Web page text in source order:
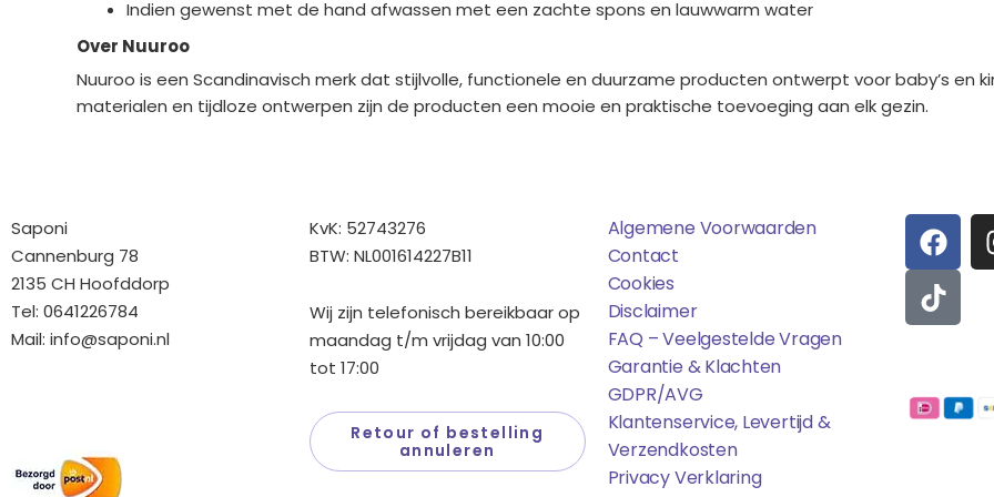
Indien gewenst met de hand afwassen met een zachte spons en lauwwarm water
Over Nuuroo
Nuuroo is een Scandinavisch merk dat stijlvolle, functionele en duurzame producten ontwerpt voor baby’s en
materialen en tijdloze ontwerpen zijn de producten een mooie en praktische toevoeging aan elk gezin.
Saponi
Cannenburg 78
2135 CH Hoofddorp
Tel: 0641226784
Mail: info@saponi.nl
KvK: 52743276
BTW: NL001614227B11
Wij zijn telefonisch bereikbaar op
maandag t/m vrijdag van 10:00
tot 17:00
Retour of bestelling
annuleren
Algemene Voorwaarden
Contact
Cookies
Disclaimer
FAQ – Veelgestelde Vragen
Garantie & Klachten
GDPR/AVG
Klantenservice, Levertijd &
Verzendkosten
Privacy Verklaring
F
A
C
E
B
O
K
T
I
K
T
O